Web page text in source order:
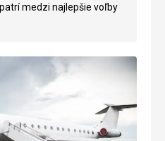
medzi najlepšie voľby